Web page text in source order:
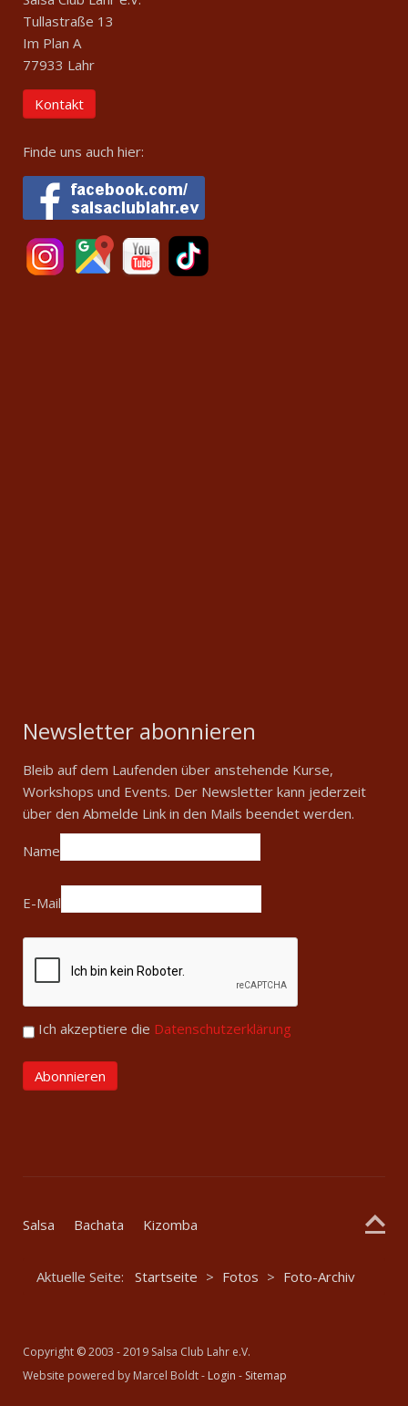
Tullastraße 13
Im Plan A
77933 Lahr
Kontakt
Finde uns auch hier:
Newsletter abonnieren
Bleib auf dem Laufenden über anstehende Kurse,
Workshops und Events. Der Newsletter kann jederzeit
über den Abmelde Link in den Mails beendet werden.
Name
E-Mail
Ich akzeptiere die Datenschutzerklärung
Salsa Bachata Kizomba
Aktuelle Seite: Startseite > Fotos > Foto-Archiv
Copyright ©2003 - 2019 Salsa Club Lahr e.V.
Website powered by Marcel Boldt - Login - Sitemap